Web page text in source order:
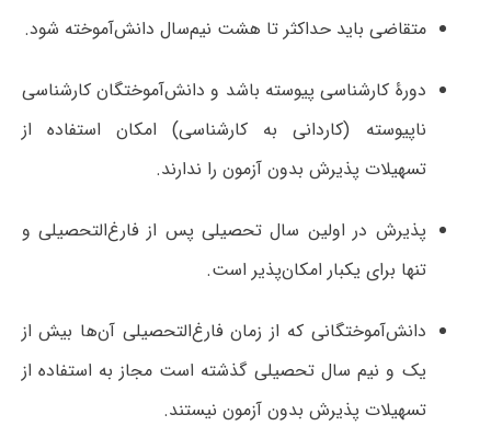
متقاضی باید حداکثر تا هشت نیم‌سال دانش‌آموخته شود.
دورۀ کارشناسی پیوسته باشد و دانش‌آموختگان کارشناسی
ناپیوسته (کاردانی به کارشناسی) امکان استفاده از
تسهیلات پذیرش بدون آزمون را ندارند.
پذیرش در اولین سال تحصیلی پس از فارغ‌التحصیلی و
تنها برای یکبار امکان‌پذیر است.
دانش‌آموختگانی که از زمان فارغ‌التحصیلی آن‌ها بیش از
یک و نیم سال تحصیلی گذشته است مجاز به استفاده از
تسهیلات پذیرش بدون آزمون نیستند.